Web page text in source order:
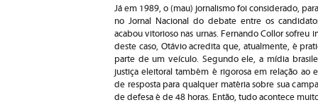
Já em 1989, o (mau) jornalismo foi considerado,
no Jornal Nacional do debate entre os
acabou vitorioso nas urnas. Fernando Collor sofreu
deste caso, Otávio acredita que, atualmente, é
parte de um veículo. Segundo ele, a mídia
justiça eleitoral também é rigorosa em relação ao
de resposta para qualquer matéria sobre sua
de defesa é de 48 horas. Então, tudo acontece